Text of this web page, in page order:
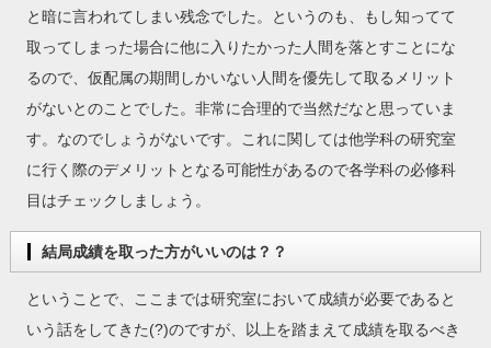
と暗に言われてしまい残念でした。というのも、もし知ってて
取ってしまった場合に他に入りたかった人間を落とすことにな
るので、仮配属の期間しかいない人間を優先して取るメリット
がないとのことでした。非常に合理的で当然だなと思っていま
す。なのでしょうがないです。これに関しては他学科の研究室
に行く際のデメリットとなる可能性があるので各学科の必修科
目はチェックしましょう。
結局成績を取った方がいいのは？？
ということで、ここまでは研究室において成績が必要であると
いう話をしてきた(?)のですが、以上を踏まえて成績を取るべき